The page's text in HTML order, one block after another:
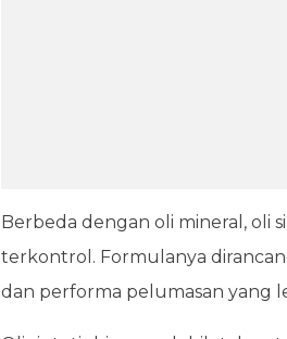
Berbeda dengan oli mineral, oli
terkontrol. Formulanya
dan performa pelumasan yang